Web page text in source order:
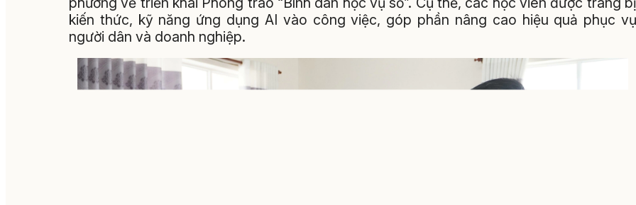
kiến thức, kỹ năng ứng dụng AI vào công việc, góp phần nâng cao hiệu quả phục vụ
người dân và doanh nghiệp.